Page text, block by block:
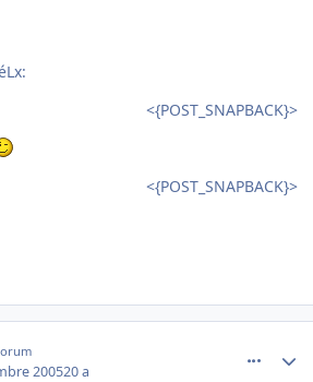
<{POST_SNAPBACK}>
<{POST_SNAPBACK}>
200520 a